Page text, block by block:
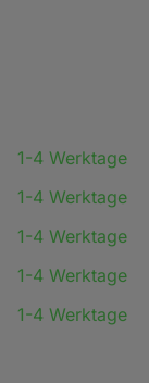
1-4 Werktage
1-4 Werktage
1-4 Werktage
1-4 Werktage
1-4 Werktage